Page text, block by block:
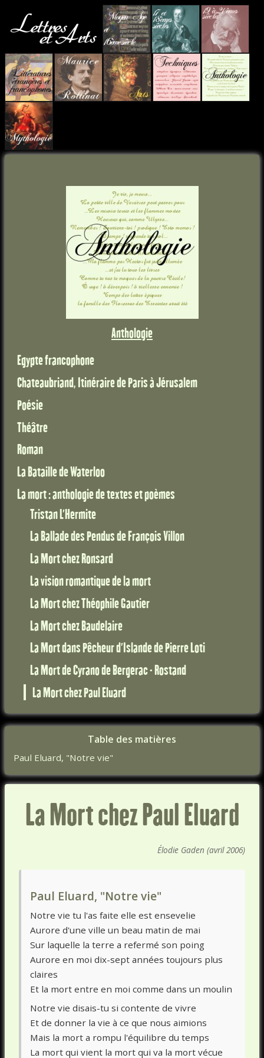
Anthologie
Egypte francophone
Chateaubriand, Itinéraire de Paris à Jérusalem
Poésie
Théâtre
Roman
La Bataille de Waterloo
La mort : anthologie de textes et poèmes
Tristan L'Hermite
La Ballade des Pendus de François Villon
La Mort chez Ronsard
La vision romantique de la mort
La Mort chez Théophile Gautier
La Mort chez Baudelaire
La Mort dans Pêcheur d'Islande de Pierre Loti
La Mort de Cyrano de Bergerac - Rostand
La Mort chez Paul Eluard
Table des matières
Paul Eluard, "Notre vie"
La Mort chez Paul Eluard
Élodie Gaden (avril 2006)
Paul Eluard, "Notre vie"
Notre vie tu l'as faite elle est ensevelie
Aurore d'une ville un beau matin de mai
Sur laquelle la terre a refermé son poing
Aurore en moi dix-sept années toujours plus
claires
Et la mort entre en moi comme dans un moulin
Notre vie disais-tu si contente de vivre
Et de donner la vie à ce que nous aimions
Mais la mort a rompu l'équilibre du temps
La mort qui vient la mort qui va la mort vécue